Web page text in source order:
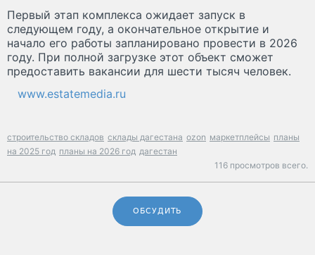
Первый этап комплекса ожидает запуск в
следующем году, а окончательное открытие и
начало его работы запланировано провести в 2026
году. При полной загрузке этот объект сможет
предоставить вакансии для шести тысяч человек.
www.estatemedia.ru
строительство складов склады дагестана ozon маркетплейсы планы
на 2025 год планы на 2026 год дагестан
116 просмотров всего.
ОБСУДИТЬ